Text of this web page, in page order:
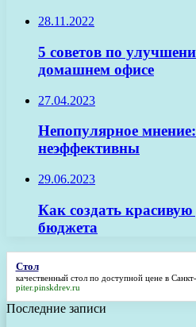
28.11.2022
5 советов по
домашнем офисе
27.04.2023
Непопулярное
неэффективны
29.06.2023
Как создать
бюджета
Стол
качественный столпо доступной цене в
piter.pinskdrev.ru
Последние записи